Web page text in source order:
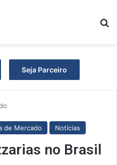
Seja Parceiro
de Mercado Notícias
no Brasil